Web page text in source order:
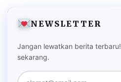
NEWSLETTER
Jangan lewatkan berita
sekarang.